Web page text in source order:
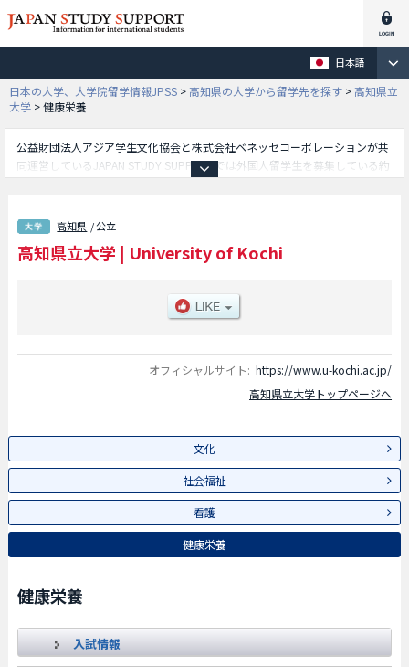
日本語
日本の大学、大学院留学情報JPSS >高知県の大学から留学先を探す >高知県立
大学 >健康栄養
公益財団法人アジア学生文化協会と株式会社ベネッセコーポレーションが共
同運営しているJAPAN STUDY SUPPORTでは外国人留学生を募集している約
福祉学部や看護学部や健康栄養学部等、学部別情報や、募集定員や合格者数
など入試情報、施設案内、アクセスなど外国人留学生に必要な情報を掲載し
ているので是非ご利用ください。
高知県 / 公立
高知県立大学 | University of Kochi
オフィシャルサイト: https://www.u-kochi.ac.jp/
高知県立大学トップページへ
文化
社会福祉
看護
健康栄養
健康栄養
入試情報